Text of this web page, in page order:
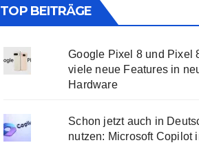
TOP BEITRÄGE
Google Pixel 8 und Pixel
viele neue Features in
Hardware
Schon jetzt auch in
nutzen: Microsoft Copilot